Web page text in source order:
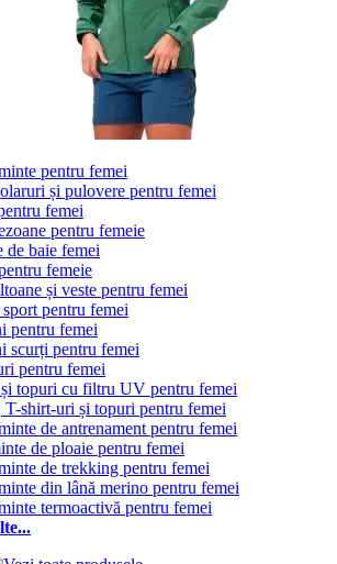
pentru femei
și pulovere pentru femei
femei
pentru femeie
de baie femei
femeie
și veste pentru femei
pentru femei
pentru femei
scurți pentru femei
pentru femei
topuri cu filtru UV pentru femei
shirt-uri și topuri pentru femei
de antrenament pentru femei
de ploaie pentru femei
de trekking pentru femei
din lână merino pentru femei
termoactivă pentru femei